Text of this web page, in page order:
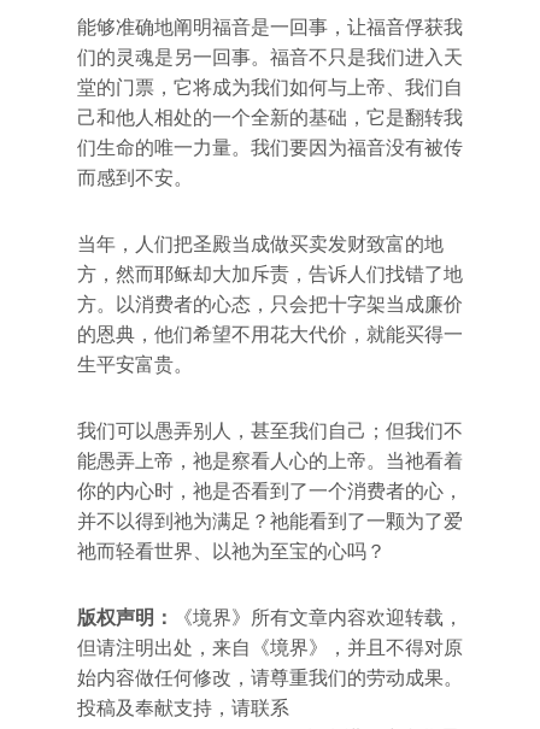
能够准确地阐明福音是一回事，让福音俘获我
们的灵魂是另一回事。福音不只是我们进入天
堂的门票，它将成为我们如何与上帝、我们自
己和他人相处的一个全新的基础，它是翻转我
们生命的唯一力量。我们要因为福音没有被传
而感到不安。
当年，人们把圣殿当成做买卖发财致富的地
方，然而耶稣却大加斥责，告诉人们找错了地
方。以消费者的心态，只会把十字架当成廉价
的恩典，他们希望不用花大代价，就能买得一
生平安富贵。
我们可以愚弄别人，甚至我们自己；但我们不
能愚弄上帝，祂是察看人心的上帝。当祂看着
你的内心时，祂是否看到了一个消费者的心，
并不以得到祂为满足？祂能看到了一颗为了爱
祂而轻看世界、以祂为至宝的心吗？
版权声明：
《境界》所有文章内容欢迎转载，
但请注明出处，来自《境界》，并且不得对原
始内容做任何修改，请尊重我们的劳动成果。
投稿及奉献支持，请联系